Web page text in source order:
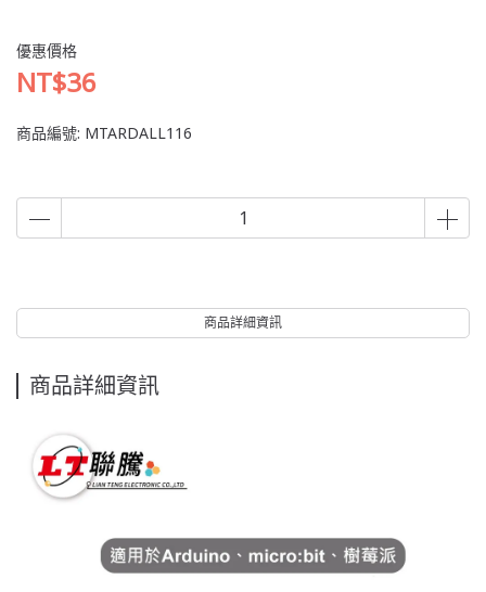
優惠價格
NT$36
商品編號: MTARDALL116
商品詳細資訊
商品詳細資訊